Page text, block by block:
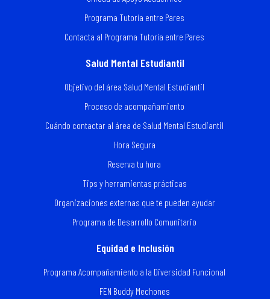
Programa Tutoría entre Pares
Contacta al Programa Tutoría entre Pares
Salud Mental Estudiantil
Objetivo del área Salud Mental Estudiantil
Proceso de acompañamiento
Cuándo contactar al área de Salud Mental Estudiantil
Hora Segura
Reserva tu hora
Tips y herramientas prácticas
Organizaciones externas que te pueden ayudar
Programa de Desarrollo Comunitario
Equidad e Inclusión
Programa Acompañamiento a la Diversidad Funcional
FEN Buddy Mechones